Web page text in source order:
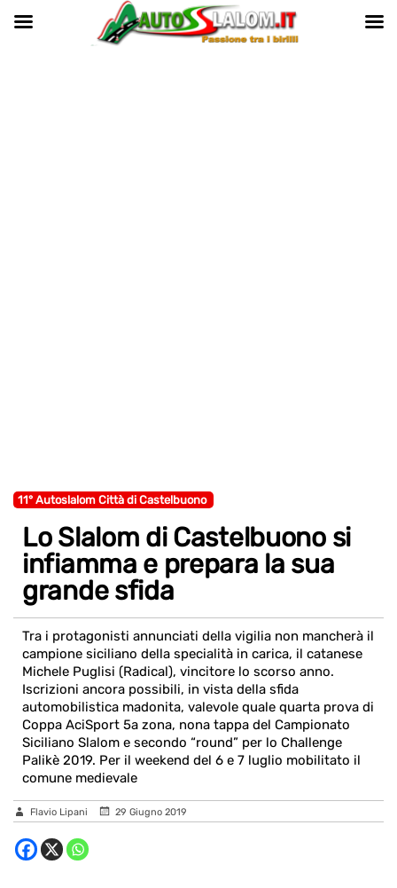
11° Autoslalom Città di Castelbuono
Lo Slalom di Castelbuono si
infiamma e prepara la sua
grande sfida
Tra i protagonisti annunciati della vigilia non mancherà il
campione siciliano della specialità in carica, il catanese
Michele Puglisi (Radical), vincitore lo scorso anno.
Iscrizioni ancora possibili, in vista della sfida
automobilistica madonita, valevole quale quarta prova di
Coppa AciSport 5a zona, nona tappa del Campionato
Siciliano Slalom e secondo “round” per lo Challenge
Palikè 2019. Per il weekend del 6 e 7 luglio mobilitato il
comune medievale
Flavio Lipani 29 Giugno 2019